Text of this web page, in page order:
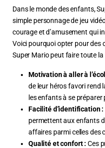
Dans le monde des enfants,
simple personnage de jeu
courage et d’amusement qui
Voici pourquoi opter pour des
Super Mario peut faire toute la
Motivation à aller à
de leur héros favori rend
les enfants à se préparer
Facilité d’identification :
permettent aux enfants
affaires parmi celles des
Qualité et confort : Ces